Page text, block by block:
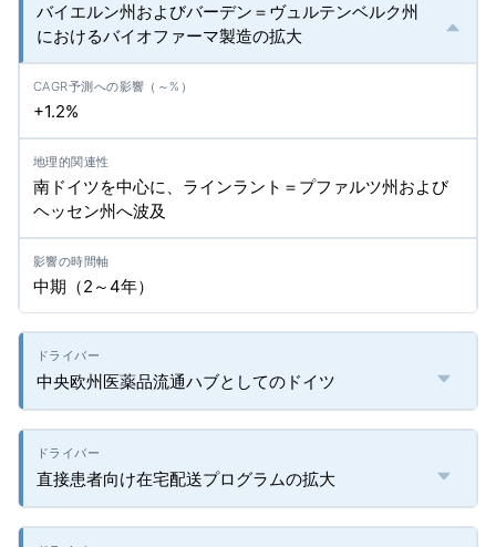
バイエルン州およびバーデン＝ヴュルテンベルク州
におけるバイオファーマ製造の拡大
+1.2%
南ドイツを中心に、ラインラント＝プファルツ州および
ヘッセン州へ波及
中期（2～4年）
中央欧州医薬品流通ハブとしてのドイツ
直接患者向け在宅配送プログラムの拡大